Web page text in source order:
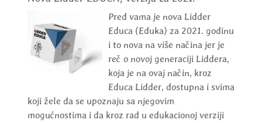
Pred vama je nova Lidder
Educa (Eduka) za 2021. godinu
i to nova na više načina jer je
reč o novoj generaciji Liddera,
koja je na ovaj način, kroz
Educa Lidder, dostupna i svima
koji žele da se upoznaju sa njegovim
mogućnostima i da kroz rad u edukacionoj verziji